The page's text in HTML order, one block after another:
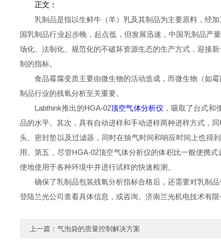
正文：
乳制品是指以生鲜牛（羊）乳及其制品为主要原料，经
国乳制品行业起步晚，起点低，但发展迅速，中国乳制品产
场化、法制化、规范化的不破坏资源生态的生产方式，迎接
制的指标。
食品霉腐变质主要由微生物的活动造成，而微生物（如
制品行业的残氧分析至关重要。
Labthink推出的HGA-02顶空气体分析仪 ，吸取了台式和
品的水平。其次，具有自动进样和手动进样两种进样方式，
头、密封垫以及过滤器，同时在抽气时间和响应时间上也得
用。第五，尽管HGA-02顶空气体分析仪的体积比一般便携
便地使用于各种环境中并进行试样的快速检测。
确保了乳制品包装残氧分析指标合格后，还需要对乳制
登陆兰光公司查看具体信息，或咨询。济南兰光机电技术有
上一篇： 气泡袋的质量控制解决方案